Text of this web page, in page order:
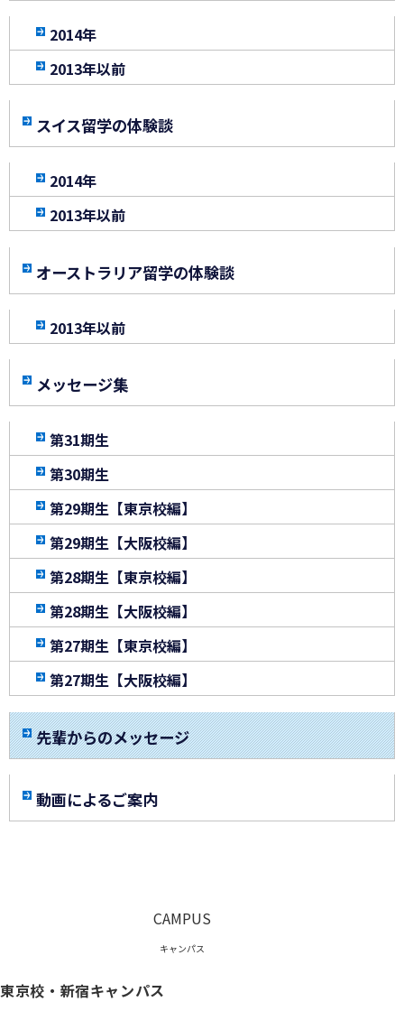
2014年
2013年以前
スイス留学の体験談
2014年
2013年以前
オーストラリア留学の体験談
2013年以前
メッセージ集
第31期生
第30期生
第29期生【東京校編】
第29期生【大阪校編】
第28期生【東京校編】
第28期生【大阪校編】
第27期生【東京校編】
第27期生【大阪校編】
先輩からのメッセージ
動画によるご案内
CAMPUS
キャンパス
東京校・新宿キャンパス